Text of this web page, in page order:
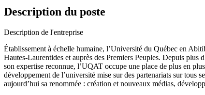
Description du poste
Description de l'entreprise
Établissement à échelle humaine, l’Université du Québec en
Hautes-Laurentides et auprès des Premiers Peuples. Depuis plus
son expertise reconnue, l’UQAT occupe une place de plus en
développement de l’université mise sur des partenariats sur tous
aujourd’hui sa renommée : création et nouveaux médias,